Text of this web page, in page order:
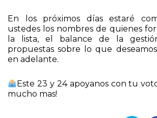
En los próximos días estaré
ustedes los nombres de quienes
la lista, el balance de la
propuestas sobre lo que
en adelante.
Este 23 y 24 apoyanos con tu
mucho mas!